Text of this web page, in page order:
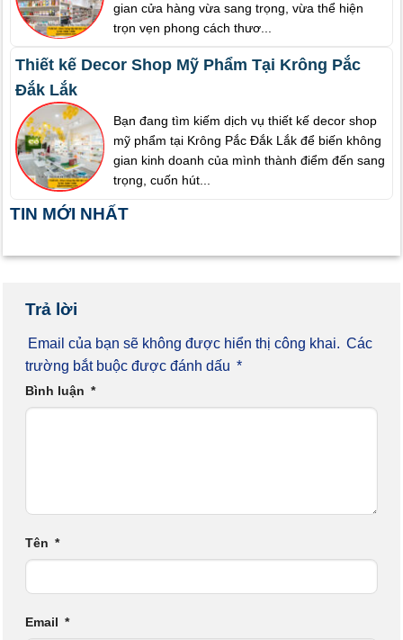
gian cửa hàng vừa sang trọng, vừa thể hiện
trọn vẹn phong cách thươ...
Thiết kế Decor Shop Mỹ Phẩm Tại Krông Pắc
Đắk Lắk
Bạn đang tìm kiếm dịch vụ thiết kế decor shop
mỹ phẩm tại Krông Pắc Đắk Lắk để biến không
gian kinh doanh của mình thành điểm đến sang
trọng, cuốn hút...
TIN MỚI NHẤT
Trả lời
Email của bạn sẽ không được hiển thị công khai. Các
trường bắt buộc được đánh dấu *
Bình luận *
Tên *
Email *